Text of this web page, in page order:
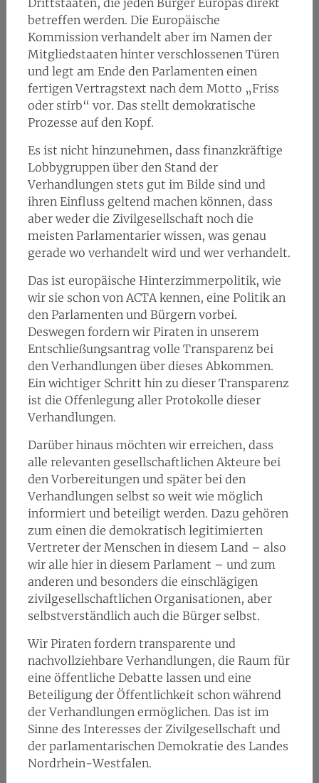
Drittstaaten, die jeden Bürger Europas direkt
betreffen werden. Die Europäische
Kommission verhandelt aber im Namen der
Mitgliedstaaten hinter verschlossenen Türen
und legt am Ende den Parlamenten einen
fertigen Vertragstext nach dem Motto „Friss
oder stirb“ vor. Das stellt demokratische
Prozesse auf den Kopf.
Es ist nicht hinzunehmen, dass finanzkräftige
Lobbygruppen über den Stand der
Verhandlungen stets gut im Bilde sind und
ihren Einfluss geltend machen können, dass
aber weder die Zivilgesellschaft noch die
meisten Parlamentarier wissen, was genau
gerade wo verhandelt wird und wer verhandelt.
Das ist europäische Hinterzimmerpolitik, wie
wir sie schon von ACTA kennen, eine Politik an
den Parlamenten und Bürgern vorbei.
Deswegen fordern wir Piraten in unserem
Entschließungsantrag volle Transparenz bei
den Verhandlungen über dieses Abkommen.
Ein wichtiger Schritt hin zu dieser Transparenz
ist die Offenlegung aller Protokolle dieser
Verhandlungen.
Darüber hinaus möchten wir erreichen, dass
alle relevanten gesellschaftlichen Akteure bei
den Vorbereitungen und später bei den
Verhandlungen selbst so weit wie möglich
informiert und beteiligt werden. Dazu gehören
zum einen die demokratisch legitimierten
Vertreter der Menschen in diesem Land – also
wir alle hier in diesem Parlament – und zum
anderen und besonders die einschlägigen
zivilgesellschaftlichen Organisationen, aber
selbstverständlich auch die Bürger selbst.
Wir Piraten fordern transparente und
nachvollziehbare Verhandlungen, die Raum für
eine öffentliche Debatte lassen und eine
Beteiligung der Öffentlichkeit schon während
der Verhandlungen ermöglichen. Das ist im
Sinne des Interesses der Zivilgesellschaft und
der parlamentarischen Demokratie des Landes
Nordrhein-Westfalen.